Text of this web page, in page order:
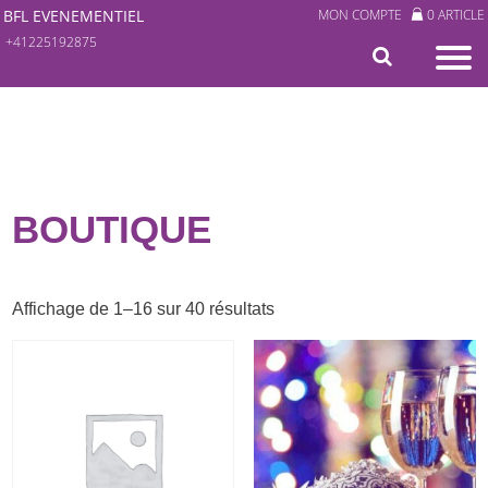
BFL EVENEMENTIEL
+41225192875
MON COMPTE 0 ARTICLE
BOUTIQUE
Affichage de 1–16 sur 40 résultatsTrié
plus
récent
au
plus
ancien